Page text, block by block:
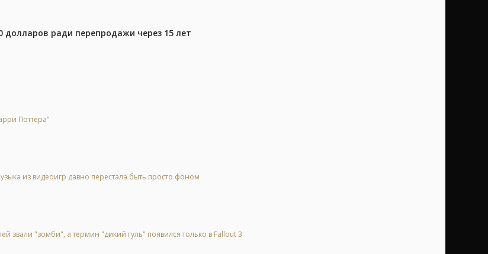
долларов ради перепродажи через 15 лет
Поттера"
из видеоигр давно перестала быть просто фоном
звали "зомби", а термин "дикий гуль" появился только в Fallout 3